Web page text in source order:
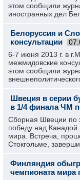
этом сообщили
иностранных дел
Белоруссия и
консультации
6-7 июня 2013 г. в
межмидовские
этом сообщили
Швеция в серии
в 1/4 финала ЧМ
Сборная Швеции по
победу над Канадой
мира. Встреча,
Стокгольме,
Финляндия
чемпионата мира